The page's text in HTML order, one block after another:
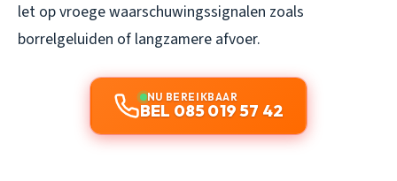
let op vroege waarschuwingssignalen zoals
borrelgeluiden of langzamere afvoer.
NU BEREIKBAAR
BEL 085 019 57 42